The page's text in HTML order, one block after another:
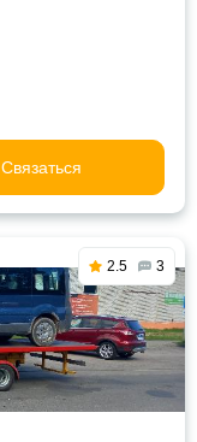
Связаться
2.5 3